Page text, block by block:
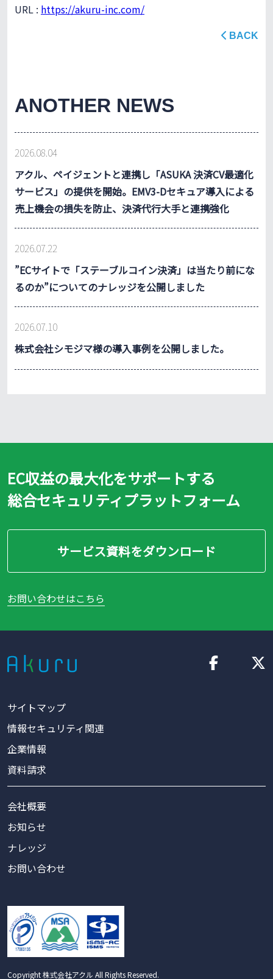
URL : https://akuru-inc.com/
BACK
ANOTHER NEWS
2026.08.04
アクル、ペイジェントと連携し「ASUKA 決済CV最適化
サービス」の提供を開始。EMV3-Dセキュア導入による
売上機会の損失を防止、決済代行大手と連携強化
2026.07.22
”ECサイトで「ステーブルコイン決済」は当たり前にな
るのか”についてのナレッジを公開しました
2026.07.10
株式会社シモジマ様の導入事例を公開しました。
EC収益の最大化をサポートする
総合セキュリティプラットフォーム
サービス資料をダウンロード
お問い合わせはこちら
サイトマップ
情報セキュリティ関連
企業情報
資料請求
会社概要
お知らせ
ナレッジ
お問い合わせ
Copyright 株式会社アクル All Rights Reserved.